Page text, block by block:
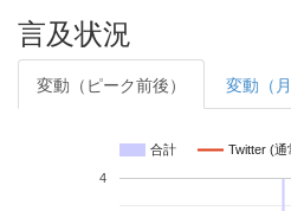
言及状況
変動（ピーク前後） 変動（月
合計 Twitter (通
4